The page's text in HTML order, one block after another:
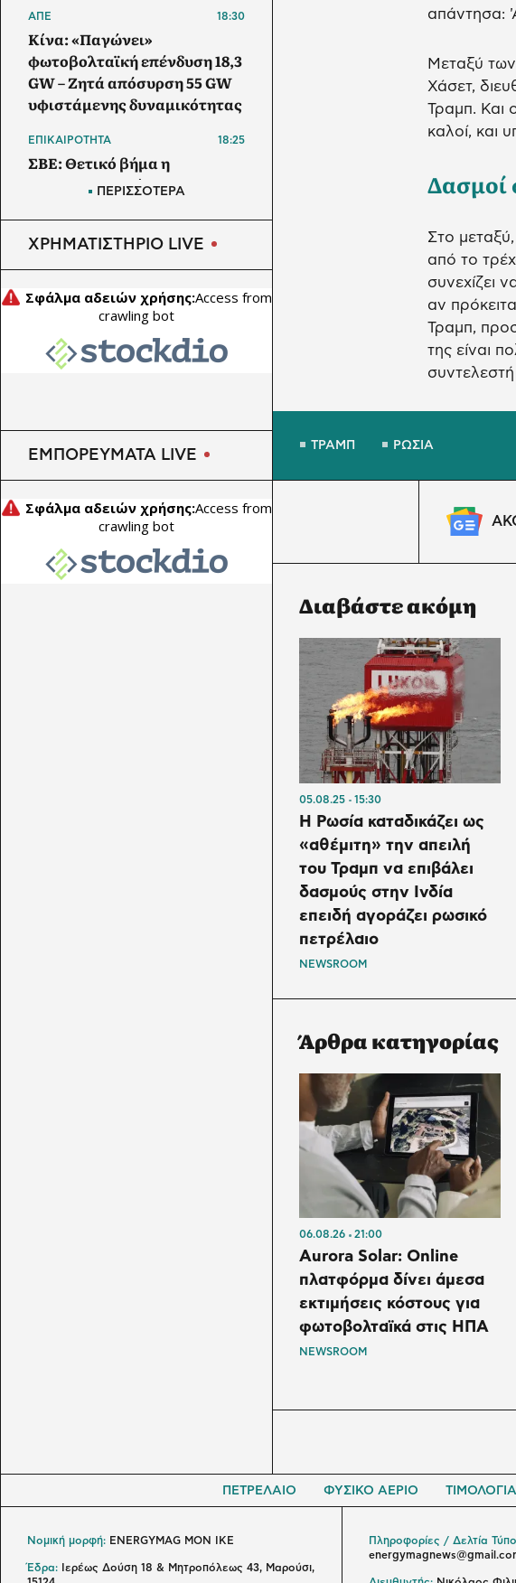
απάντησα:
Μεταξύ
Χάσετ,
Τραμπ. Και
καλοί, και
Δασμοί
Στο
από το
συνεχίζει
αν
Τραμπ,
της είναι
συντελεστή
ΤΡΑΜΠ ΡΩΣΙΑ
Διαβάστε ακόμη
05.08.25 15:30
Η Ρωσία καταδικάζει ως
«αθέμιτη» την απειλή
του Τραμπ να επιβάλει
δασμούς στην Ινδία
επειδή αγοράζει ρωσικό
πετρέλαιο
NEWSROOM
Άρθρα κατηγορίας
06.08.26 21:00
Aurora Solar: Online
πλατφόρμα δίνει άμεσα
εκτιμήσεις κόστους για
φωτοβολταϊκά στις ΗΠΑ
NEWSROOM
ΑΠΕ 18:30
Κίνα: «Παγώνει»
φωτοβολταϊκή επένδυση 18,3
GW – Ζητά απόσυρση 55 GW
υφιστάμενης δυναμικότητας
ΕΠΙΚΑΙΡΟΤΗΤΑ 18:25
ΣΒΕ: Θετικό βήμα η
επανενεργοποίηση της
Βιομηχανίας
εισαγωγές από τον
μεγαλύτερο παραγωγό
αβοκάντο του Μεξικού
ΠΕΡΙΣΣΟΤΕΡΑ
ΧΡΗΜΑΤΙΣΤΗΡΙΟ LIVE
ΕΜΠΟΡΕΥΜΑΤΑ LIVE
ΠΕΤΡΕΛΑΙΟ ΦΥΣΙΚΟ ΑΕΡΙΟ
Νομική μορφή: ENERGYMAG MON IKE
Έδρα: Ιερέως Δούση 18 & Μητροπόλεως 43, Μαρούσι,
Πληροφορίες / Δελτία